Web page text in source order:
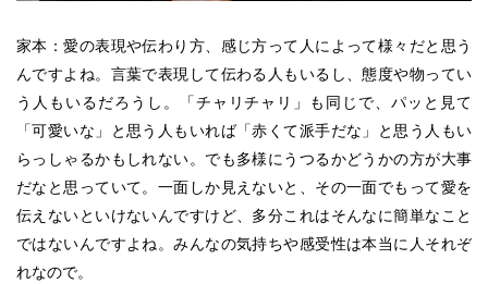
家本：愛の表現や伝わり方、感じ方って人によって様々だと思う
んですよね。言葉で表現して伝わる人もいるし、態度や物ってい
う人もいるだろうし。「チャリチャリ」も同じで、パッと見て
「可愛いな」と思う人もいれば「赤くて派手だな」と思う人もい
らっしゃるかもしれない。でも多様にうつるかどうかの方が大事
だなと思っていて。一面しか見えないと、その一面でもって愛を
伝えないといけないんですけど、多分これはそんなに簡単なこと
ではないんですよね。みんなの気持ちや感受性は本当に人それぞ
れなので。